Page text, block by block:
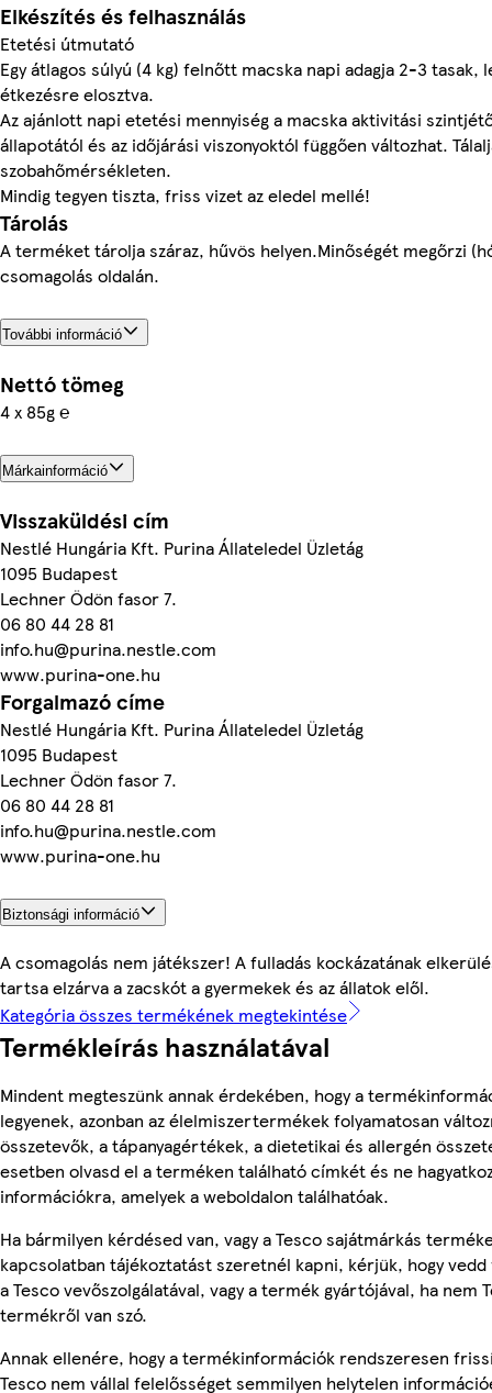
Elkészítés és felhasználás
Etetési útmutató
Egy átlagos súlyú (4 kg) felnőtt macska napi adagja 2-3 tasak,
étkezésre elosztva.
Az ajánlott napi etetési mennyiség a macska aktivitási
állapotától és az időjárási viszonyoktól függően változhat.
szobahőmérsékleten.
Mindig tegyen tiszta, friss vizet az eledel mellé!
Tárolás
A terméket tárolja száraz, hűvös helyen.Minőségét megőrzi
csomagolás oldalán.
További információ
Nettó tömeg
4 x 85g ℮
Márkainformáció
Visszaküldési cím
Nestlé Hungária Kft. Purina Állateledel Üzletág
1095 Budapest
Lechner Ödön fasor 7.
06 80 44 28 81
info.hu@purina.nestle.com
www.purina-one.hu
Forgalmazó címe
Nestlé Hungária Kft. Purina Állateledel Üzletág
1095 Budapest
Lechner Ödön fasor 7.
06 80 44 28 81
info.hu@purina.nestle.com
www.purina-one.hu
Biztonsági információ
A csomagolás nem játékszer! A fulladás kockázatának
tartsa elzárva a zacskót a gyermekek és az állatok elől.
Kategória összes termékének megtekintése
Termékleírás használatával
Mindent megteszünk annak érdekében, hogy a
legyenek, azonban az élelmiszertermékek folyamatosan
összetevők, a tápanyagértékek, a dietetikai és allergén
esetben olvasd el a terméken található címkét és ne
információkra, amelyek a weboldalon találhatóak.
Ha bármilyen kérdésed van, vagy a Tesco sajátmárkás
kapcsolatban tájékoztatást szeretnél kapni, kérjük, hogy
a Tesco vevőszolgálatával, vagy a termék gyártójával, ha nem
termékről van szó.
Annak ellenére, hogy a termékinformációk rendszeresen
Tesco nem vállal felelősséget semmilyen helytelen